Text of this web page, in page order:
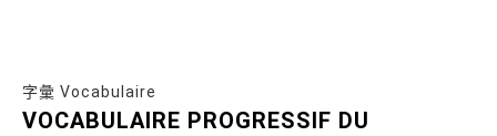
字彙 Vocabulaire
VOCABULAIRE PROGRESSIF DU